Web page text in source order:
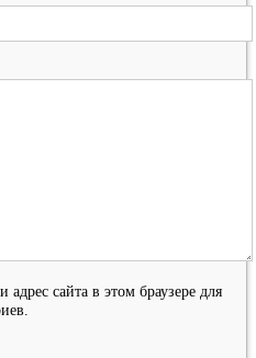
сайта в этом браузере для